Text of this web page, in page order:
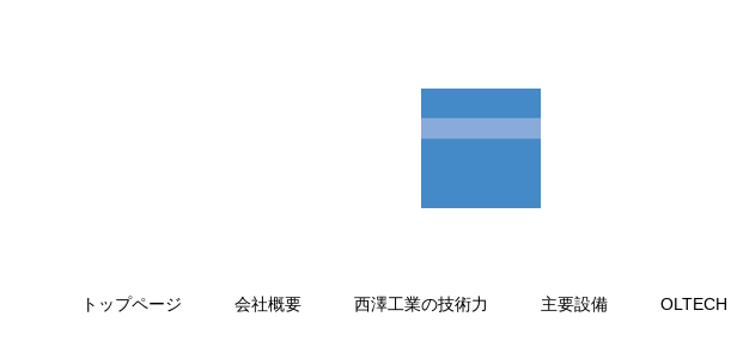
トップページ 会社概要 西澤工業の技術力 主要設備 OLTECH